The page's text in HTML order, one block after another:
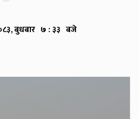
बुधबार ७ : ३३ बजे